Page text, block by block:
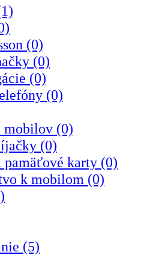
(0)
(0)
(0)
(0)
mobilov (0)
(0)
pamäťové karty (0)
k mobilom (0)
(5)